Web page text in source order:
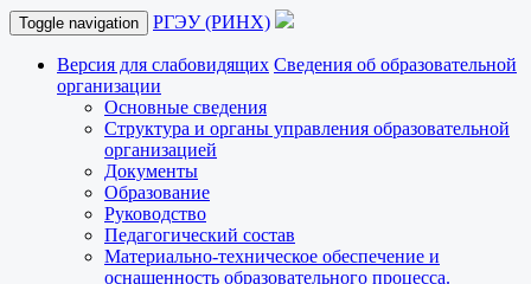
Toggle navigation РГЭУ (РИНХ)
Версия для слабовидящих Сведения об образовательной
организации
Основные сведения
Структура и органы управления образовательной
организацией
Документы
Образование
Руководство
Педагогический состав
Материально-техническое обеспечение и
оснащенность образовательного процесса.